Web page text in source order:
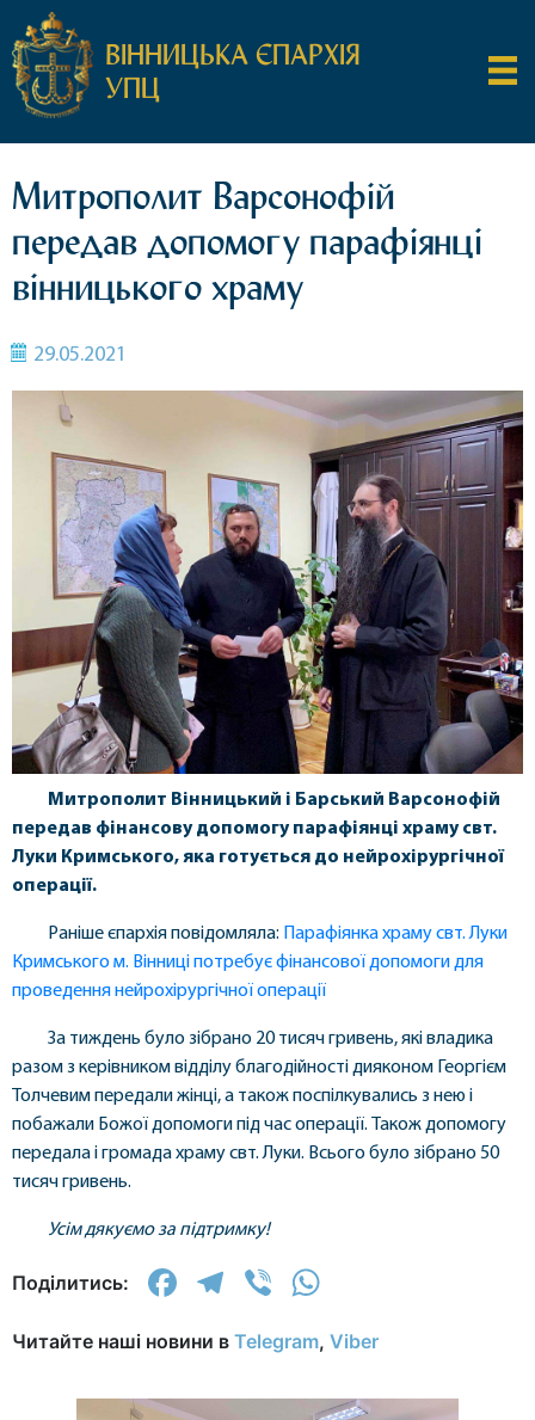
ВІННИЦЬКА ЄПАРХІЯ
УПЦ
Митрополит Варсонофій
передав допомогу парафіянці
вінницького храму
29.05.2021
Митрополит Вінницький і Барський Варсонофій
передав фінансову допомогу парафіянці храму свт.
Луки Кримського, яка готується до нейрохірургічної
операції.
Раніше єпархія повідомляла:
Парафіянка храму свт. Луки
Кримського м. Вінниці потребує фінансової допомоги для
проведення нейрохірургічної операції
За тиждень було зібрано 20 тисяч гривень, які владика
разом з керівником відділу благодійності дияконом Георгієм
Толчевим передали жінці, а також поспілкувались з нею і
побажали Божої допомоги під час операції. Також допомогу
передала і громада храму свт. Луки. Всього було зібрано 50
тисяч гривень.
Усім дякуємо за підтримку!
Поділитись: Facebook
Telegram
Viber
Читайте наші новини в Telegram, Viber